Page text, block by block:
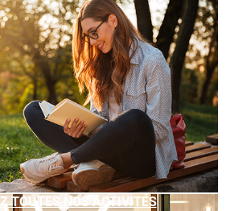
TOUTES NOS ACTIVITÉS